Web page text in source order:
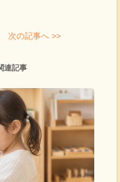
次の記事へ >>
連記事